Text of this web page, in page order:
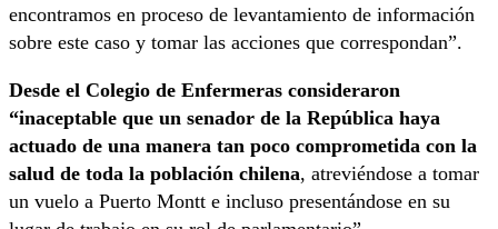
encontramos en proceso de levantamiento de información
sobre este caso y tomar las acciones que correspondan”.
Desde el Colegio de Enfermeras consideraron
“inaceptable que un senador de la República haya
actuado de una manera tan poco comprometida con la
salud de toda la población chilena, atreviéndose a tomar
un vuelo a Puerto Montt e incluso presentándose en su